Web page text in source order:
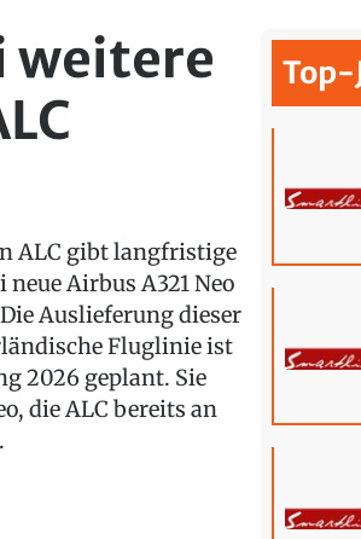
weitere
ALC gibt langfristige
Airbus A321 Neo
Auslieferung dieser
Fluglinie ist
2026 geplant. Sie
die ALC bereits an
Top-